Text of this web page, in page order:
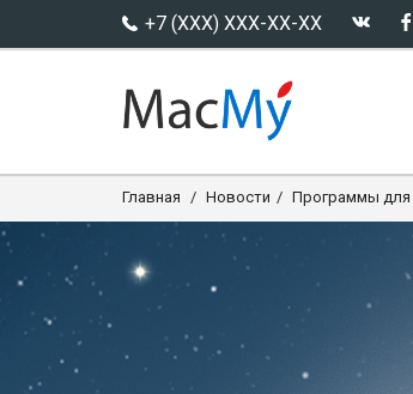
+7 (XXX) XXX-XX-XX
Главная Новости Программы для